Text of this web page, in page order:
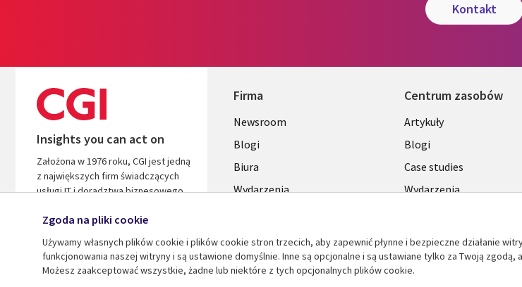
kontakt
Insights you can act on
Założona w 1976 roku, CGI jest jedną
z największych firm świadczących
usługi IT i doradztwa biznesowego
na wnioski i wyniki, aby przyspieszyć
zwrot z Twoich inwestycji.
Firma
Useful
links
SECTIONS
POLSKA
Newsroom
Blogi
Biura
Wydarzenia
Centrum zasobów
Library
Links
SECTIONS
POLSKA
Artykuły
Blogi
Case studies
Wydarzenia
Zobacz więcej
Zgoda na pliki cookie
Używamy własnych plików cookie i plików cookie stron trzecich, aby zapewnić płynne i bezpieczne działanie
funkcjonowania naszej witryny i są ustawione domyślnie. Inne są opcjonalne i są ustawiane tylko za Twoją zgodą,
Możesz zaakceptować wszystkie, żadne lub niektóre z tych opcjonalnych plików cookie.